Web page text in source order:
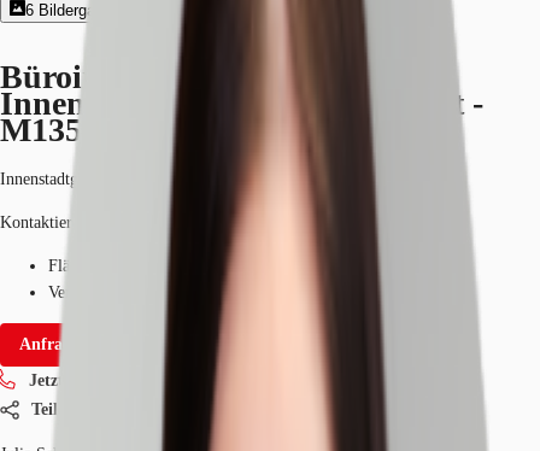
6 Bildergalerie
Exposé herunterladen
Büroimmobilie - Nürnberg,
Innenstadtgürtel West/Nord/Ost -
M1356-4
Innenstadtgürtel West/Nord/Ost, 90419, Nürnberg, Bayern
Kontaktieren Sie uns für den Preis
Fläche
Verfügbarkeit
Anfrage senden
Jetzt anrufen
Teilen